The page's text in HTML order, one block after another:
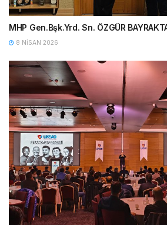
MHP Gen.Bşk.Yrd. Sn. ÖZGÜR
8 NISAN 2026